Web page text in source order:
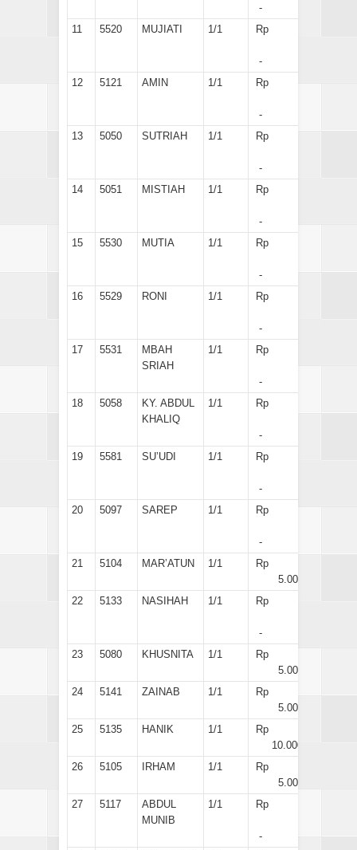
-
11
5520 MUJIATI 1/1 Rp
-
12
5121 AMIN 1/1 Rp
-
13
5050 SUTRIAH 1/1 Rp
-
14
5051 MISTIAH 1/1 Rp
-
15
5530 MUTIA 1/1 Rp
-
16
5529 RONI 1/1 Rp
-
17
5531
MBAH
SRIAH
1/1 Rp
-
18
5058
KY. ABDUL
KHALIQ
1/1 Rp
-
19
5581 SU’UDI 1/1 Rp
-
20
5097 SAREP 1/1 Rp
-
21
5104 MAR’ATUN 1/1
Rp
5.000
22
5133 NASIHAH 1/1 Rp
-
23
5080 KHUSNITA 1/1
Rp
5.000
24
5141 ZAINAB 1/1
Rp
5.000
25
5135 HANIK 1/1
Rp
10.000
26
5105 IRHAM 1/1
Rp
5.000
27
5117
ABDUL
MUNIB
1/1 Rp
-